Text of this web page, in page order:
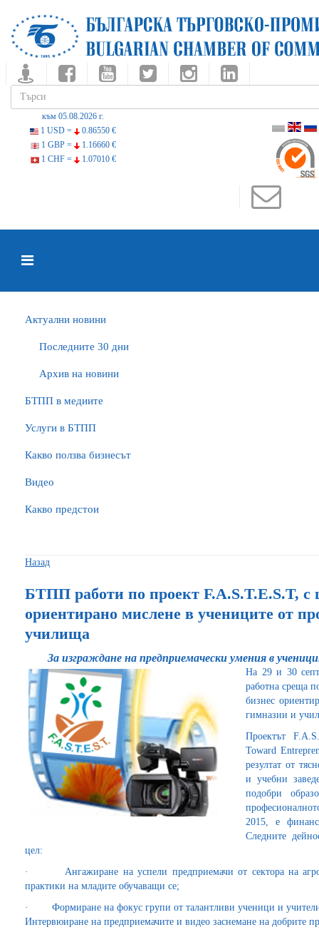
към 05.08.2026 г.
1 USD =
0.86550 €
1 GBP =
1.16660 €
1 CHF =
1.07010 €
Актуални новини
Последните 30 дни
Архив на новини
БTПП в медиите
Услуги в БТПП
Какво ползва бизнесът
Видео
Какво предстои
Назад
БТПП работи по проект F.A.S.T.E.S.T, с
ориентирано мислене в учениците от
училища
За изграждане на предприемачески умения в
На 29 и 30
работна среща
бизнес
гимназии и
Проектът
Toward
резултат от
и учебни
подобри
2015, е
Следните
цел:
· Ангажиране на успели предприемачи от сектора на агро
практики на младите обучаващи се;
· Формиране на фокус групи от талантливи ученици и учители
Интервюиране на предприемачите и видео заснемане на добрите